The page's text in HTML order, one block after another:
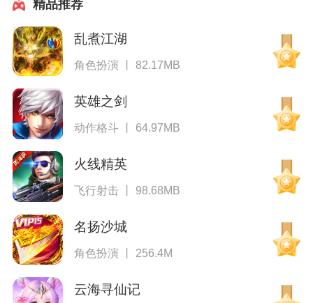
精品推荐
乱煮江湖
角色扮演 丨 82.17MB
英雄之剑
动作格斗 丨 64.97MB
火线精英
飞行射击 丨 98.68MB
名扬沙城
角色扮演 丨 256.4M
云海寻仙记